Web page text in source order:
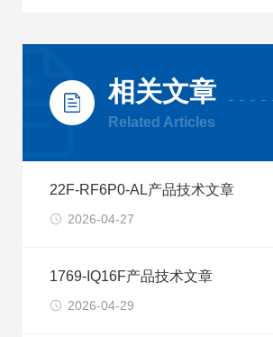
相关文章
Related Articles
22F-RF6P0-AL产品技术文章
2026-04-27
1769-IQ16F产品技术文章
2026-04-29